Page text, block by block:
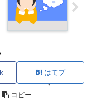
はてブ
コピー